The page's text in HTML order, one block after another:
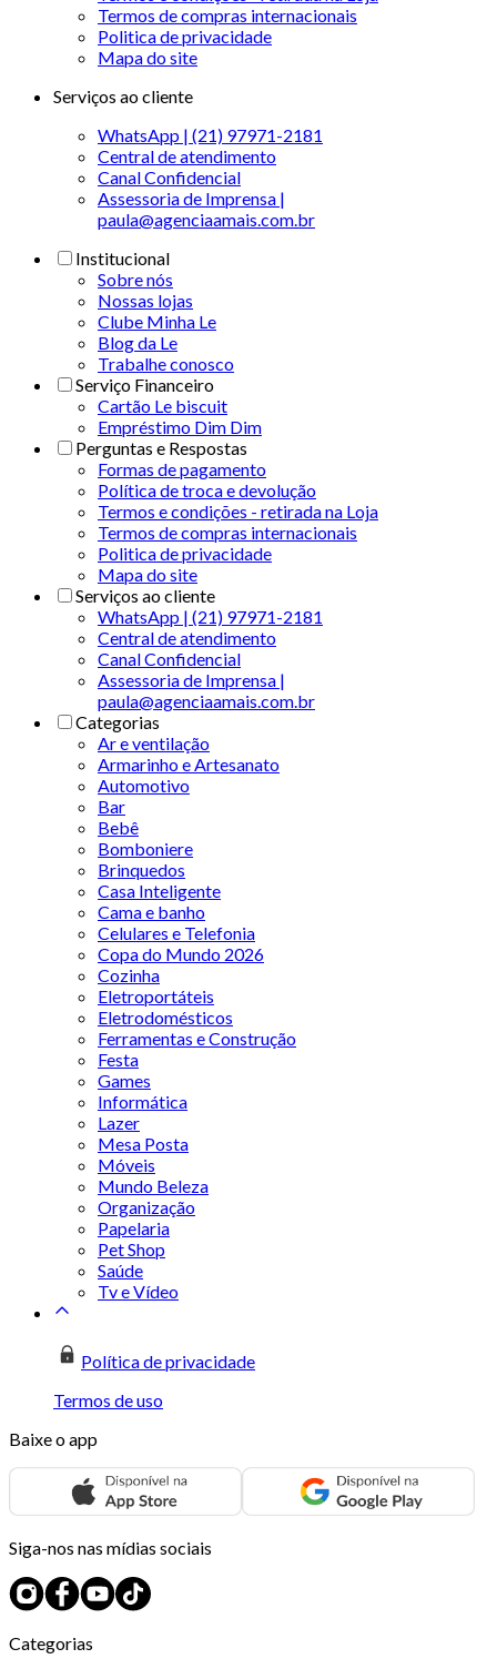
Termos de compras internacionais
Politica de privacidade
Mapa do site
Serviços ao cliente
WhatsApp | (21) 97971-2181
Central de atendimento
Canal Confidencial
Assessoria de Imprensa |
paula@agenciaamais.com.br
Institucional
Sobre nós
Nossas lojas
Clube Minha Le
Blog da Le
Trabalhe conosco
Serviço Financeiro
Cartão Le biscuit
Empréstimo Dim Dim
Perguntas e Respostas
Formas de pagamento
Política de troca e devolução
Termos e condições - retirada na Loja
Termos de compras internacionais
Politica de privacidade
Mapa do site
Serviços ao cliente
WhatsApp | (21) 97971-2181
Central de atendimento
Canal Confidencial
Assessoria de Imprensa |
paula@agenciaamais.com.br
Categorias
Ar e ventilação
Armarinho e Artesanato
Automotivo
Bar
Bebê
Bomboniere
Brinquedos
Casa Inteligente
Cama e banho
Celulares e Telefonia
Copa do Mundo 2026
Cozinha
Eletroportáteis
Eletrodomésticos
Ferramentas e Construção
Festa
Games
Informática
Lazer
Mesa Posta
Móveis
Mundo Beleza
Organização
Papelaria
Pet Shop
Saúde
Tv e Vídeo
Política de privacidade
Termos de uso
Baixe o app
Siga-nos nas mídias sociais
Categorias